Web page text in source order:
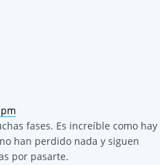
fases. Es increíble como hay
han perdido nada y siguen
por pasarte.